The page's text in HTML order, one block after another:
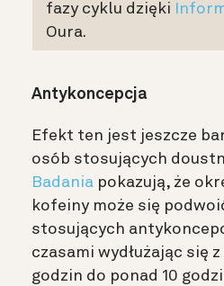
fazy cyklu dzięki
Oura.
Antykoncepcja
Efekt ten jest jeszcze
osób stosujących
Badania pokazują, że
kofeiny może się
stosujących
czasami wydłużając się
godzin do ponad 10